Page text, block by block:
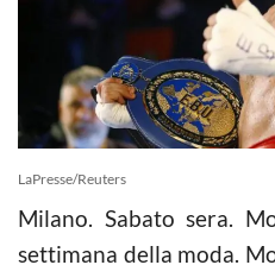
LaPresse/Reuters
Milano. Sabato sera.
settimana della moda.